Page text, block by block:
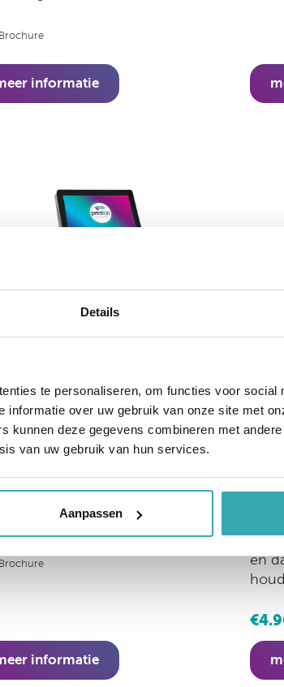
Details
te personaliseren, om functies voor social
informatie over uw gebruik van onze site met
kunnen deze gegevens combineren met
van uw gebruik van hun services.
Aanpassen
Brochure
informatie
Evolution 24" L PAY
Aan de voorzijde 4 mm glas,
schoon te houden.
Brochure
informatie
en